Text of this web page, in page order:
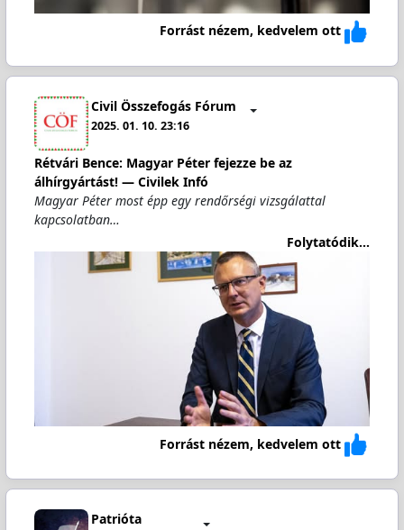
Forrást nézem, kedvelem ott
Civil Összefogás Fórum
2025. 01. 10. 23:16
Rétvári Bence: Magyar Péter fejezze be az
álhírgyártást! — Civilek Infó
Magyar Péter most épp egy rendőrségi vizsgálattal
kapcsolatban…
Folytatódik...
Forrást nézem, kedvelem ott
Patrióta